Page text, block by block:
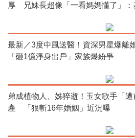
厚 兄妹長超像「一看媽媽懂了」：
最新／3度中風送醫！資深男星爆離
「砸1億淨身出戶」家族爆紛爭
弟成植物人、姊猝逝！玉女歌手「
產 「狠斬16年婚姻」近況曝